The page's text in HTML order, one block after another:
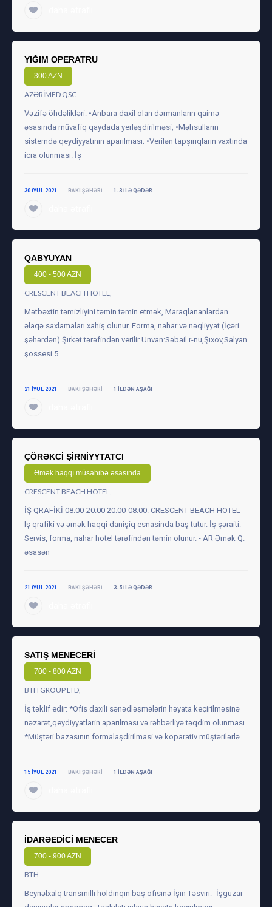
YIĞIM OPERATRU
300 AZN
AZƏRIMED QSC
Vəzifə öhdəlikləri: •Anbara daxil olan dərmanların qaimə
əsasında müvafiq qaydada yerləşdirilməsi; •Məhsulların
sistemdə qeydiyyatının aparılması; •Verilən tapşırıqların vaxtında
icra olunması. İş
30 IYUL 2021 BAKI ŞƏHƏRI 1-3 ILƏ QƏDƏR
QABYUYAN
400 - 500 AZN
CRESCENT BEACH HOTEL,
Mətbəxtin təmizliyini təmin təmin etmək, Maraqlananlardan
əlaqə saxlamaları xahiş olunur. Forma,.nahar və nəqliyyat (İçəri
şəhərdən) Şırkət tərəfindən verilir Ünvan:Səbail r-nu,Şıxov,Salyan
şossesi 5
21 IYUL 2021 BAKI ŞƏHƏRI 1 ILDƏN AŞAĞI
ÇÖRƏKCİ ŞİRNİYYTATCI
Əmək haqqı müsahibə əsasında
CRESCENT BEACH HOTEL,
İŞ QRAFİKİ 08:00-20:00 20:00-08:00. CRESCENT BEACH HOTEL
Iş qrafiki və əmək haqqi danişiq esnasinda baş tutur. İş şəraiti: -
Servis, forma, nahar hotel tərəfindən təmin olunur. - AR Əmək Q.
əsasən
21 IYUL 2021 BAKI ŞƏHƏRI 3-5 ILƏ QƏDƏR
SATIŞ MENECERI
700 - 800 AZN
BTH GROUP LTD,
İş təklif edir: *Ofis daxili sənədləşmələrin həyata keçirilməsinə
nəzarət,qeydiyyatlarin aparılması və rəhbərliyə təqdim olunması.
*Müştəri bazasının formalaşdirilmasi və koparativ müştərilərlə
15 IYUL 2021 BAKI ŞƏHƏRI 1 ILDƏN AŞAĞI
İDARƏEDICI MENECER
700 - 900 AZN
BTH
Beynəlxalq transmilli holdinqin baş ofisinə İşin Təsviri: -İşgüzar